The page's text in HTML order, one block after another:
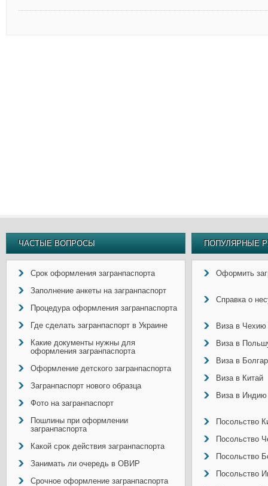
ЧАСТЫЕ ВОПРОСЫ
Срок оформления загранпаспорта
Заполнение анкеты на загранпаспорт
Процедура оформления загранпаспорта
Где сделать загранпаспорт в Украине
Какие документы нужны для
оформления загранпаспорта
Оформление детского загранпаспорта
Загранпаспорт нового образца
Фото на загранпаспорт
Пошлины при оформлении
загранпаспорта
Какой срок действия загранпаспорта
Занимать ли очередь в ОВИР
Срочное оформление загранпаспорта
ПОПУЛЯРНЫЕ
Оформить
Справка о
Виза в Чехию
Виза в
Виза в
Виза в Китай
Виза в Индию
Посольство
Посольство
Посольство
Посольство